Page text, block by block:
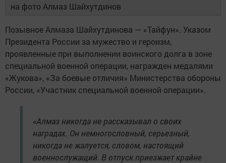
на фото Алмаз Шайхутдинов
Позывное Алмаза Шайхутдинова — «Тайфун». Указом
Президента России за мужество и героизм,
проявленные при выполнении воинского долга в зоне
специальной военной операции, награжден медалями
«Жукова», «За боевые отличия» Министерства обороны
России, «Участник специальной военной операции».
«Алмаз никогда не рассказывал о своих
наградах. Он немногословный, серьезный,
никогда не жалуется, словом, настоящий
военнослужащий. В отпуск приезжает крайне